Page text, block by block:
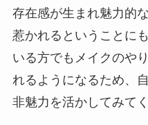
存在感が生まれ魅力的
惹かれるということに
いる方でもメイクのや
れるようになるため、
非魅力を活かしてみてく